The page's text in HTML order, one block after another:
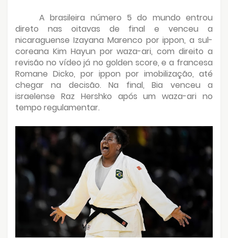
A brasileira número 5 do mundo entrou
direto nas oitavas de final e venceu a
nicaraguense Izayana Marenco por ippon, a sul-
coreana Kim Hayun por waza-ari, com direito a
revisão no vídeo já no golden score, e a francesa
Romane Dicko, por ippon por imobilização, até
chegar na decisão. Na final, Bia venceu a
israelense Raz Hershko após um waza-ari no
tempo regulamentar.